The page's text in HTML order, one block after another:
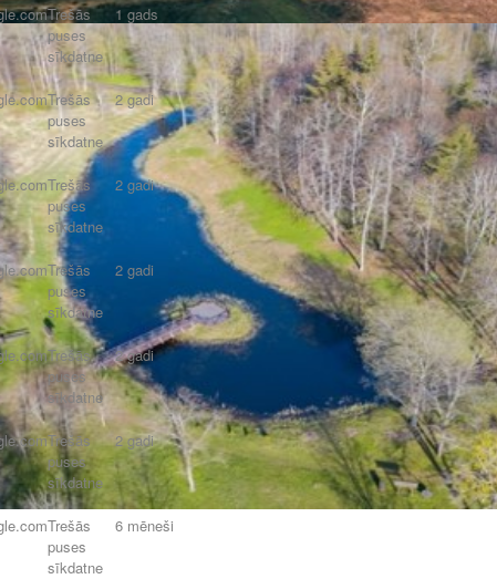
Trešās
puses
sīkdatne
1 gads
Trešās
puses
sīkdatne
2 gadi
Trešās
puses
sīkdatne
2 gadi
Trešās
puses
sīkdatne
2 gadi
Trešās
puses
sīkdatne
2 gadi
Trešās
puses
sīkdatne
2 gadi
Trešās
puses
sīkdatne
6 mēneši